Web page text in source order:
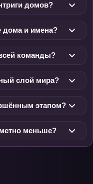
домов?
дома и имена?
команды?
слой мира?
этапом?
меньше?